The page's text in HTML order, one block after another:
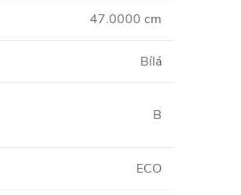
47.0000 cm
Bílá
B
ECO